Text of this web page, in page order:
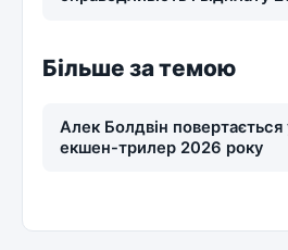
Більше за темою
Алек Болдвін повертається
екшен-трилер 2026 року